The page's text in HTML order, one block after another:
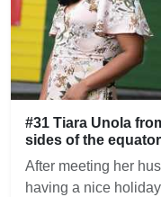
#31 Tiara Unola
sides of the
After meeting her
having a nice